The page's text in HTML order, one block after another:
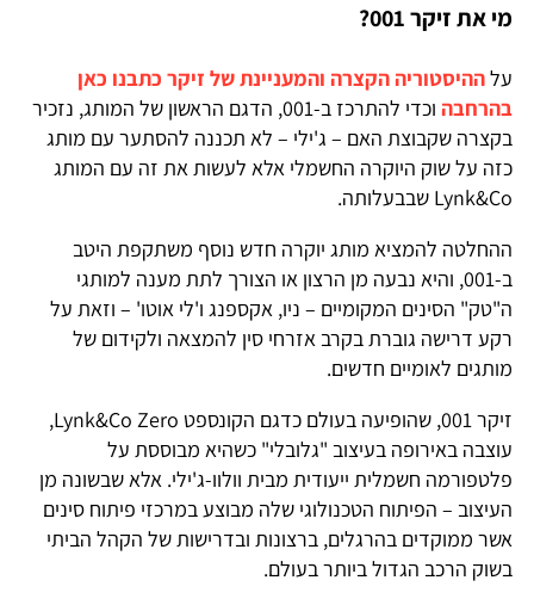
מי את זיקר 001?
עלההיסטוריה הקצרה והמעניינת של זיקר כתבנו כאן
בהרחבה
וכדי להתרכז ב-001, הדגם הראשון של המותג, נזכיר
בקצרה שקבוצת האם – ג'ילי – לא תכננה להסתער עם מותג
כזה על שוק היוקרה החשמלי אלא לעשות את זה עם המותג
Lynk&Co שבבעלותה.
ההחלטה להמציא מותג יוקרה חדש נוסף משתקפת היטב
ב-001, והיא נבעה מן הרצון או הצורך לתת מענה למותגי
ה"טק" הסינים המקומיים – ניו, אקספנג ו'לי אוטו' – וזאת על
רקע דרישה גוברת בקרב אזרחי סין להמצאה ולקידום של
מותגים לאומיים חדשים.
זיקר 001, שהופיעה בעולם כדגם הקונספט Lynk&Co Zero,
עוצבה באירופה בעיצוב "גלובלי" כשהיא מבוססת על
פלטפורמה חשמלית ייעודית מבית וולוו-ג'ילי. אלא שבשונה מן
העיצוב – הפיתוח הטכנולוגי שלה מבוצע במרכזי פיתוח סינים
אשר ממוקדים בהרגלים, ברצונות ובדרישות של הקהל הביתי
בשוק הרכב הגדול ביותר בעולם.